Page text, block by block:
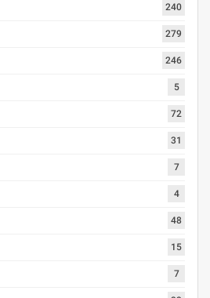
240
279
246
5
72
31
7
4
48
15
7